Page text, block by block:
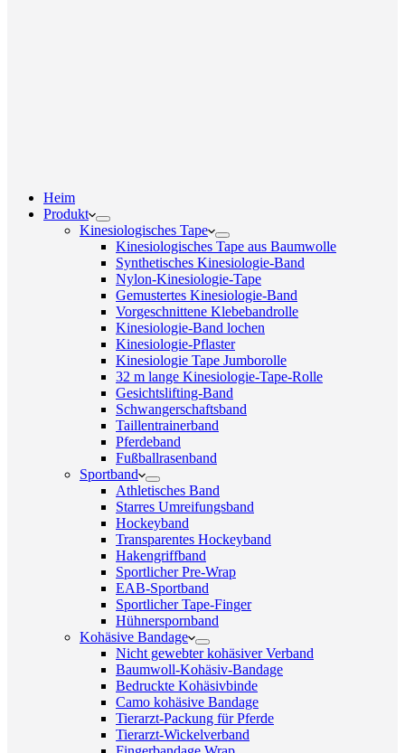
Heim
Produkt
Kinesiologisches Tape
Kinesiologisches Tape aus Baumwolle
Synthetisches Kinesiologie-Band
Nylon-Kinesiologie-Tape
Gemustertes Kinesiologie-Band
Vorgeschnittene Klebebandrolle
Kinesiologie-Band lochen
Kinesiologie-Pflaster
Kinesiologie Tape Jumborolle
32 m lange Kinesiologie-Tape-Rolle
Gesichtslifting-Band
Schwangerschaftsband
Taillentrainerband
Pferdeband
Fußballrasenband
Sportband
Athletisches Band
Starres Umreifungsband
Hockeyband
Transparentes Hockeyband
Hakengriffband
Sportlicher Pre-Wrap
EAB-Sportband
Sportlicher Tape-Finger
Hühnerspornband
Kohäsive Bandage
Nicht gewebter kohäsiver Verband
Baumwoll-Kohäsiv-Bandage
Bedruckte Kohäsivbinde
Camo kohäsive Bandage
Tierarzt-Packung für Pferde
Tierarzt-Wickelverband